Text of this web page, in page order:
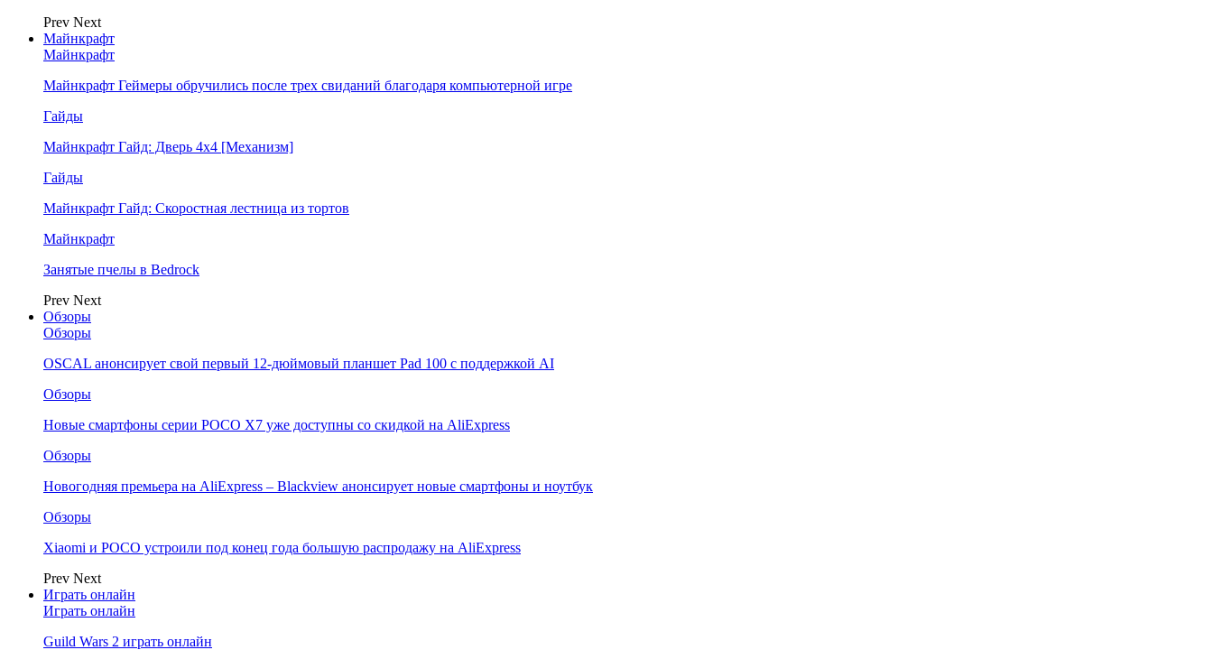
Prev Next
Майнкрафт
Майнкрафт
Майнкрафт Геймеры обручились после трех свиданий благодаря компьютерной игре
Гайды
Майнкрафт Гайд: Дверь 4х4 [Механизм]
Гайды
Майнкрафт Гайд: Скоростная лестница из тортов
Майнкрафт
Занятые пчелы в Bedrock
Prev Next
Обзоры
Обзоры
OSCAL анонсирует свой первый 12-дюймовый планшет Pad 100 с поддержкой AI
Обзоры
Новые смартфоны серии POCO X7 уже доступны со скидкой на AliExpress
Обзоры
Новогодняя премьера на AliExpress – Blackview анонсирует новые смартфоны и ноутбук
Обзоры
Xiaomi и POCO устроили под конец года большую распродажу на AliExpress
Prev Next
Играть онлайн
Играть онлайн
Guild Wars 2 играть онлайн